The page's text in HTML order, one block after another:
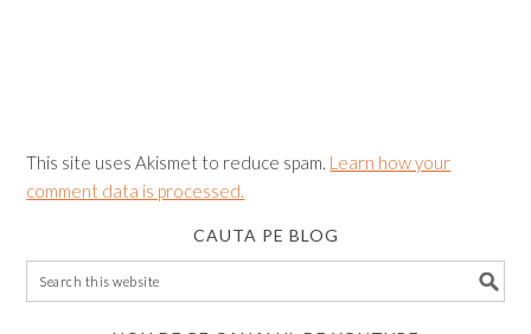
This site uses Akismet to reduce spam. Learn how your
comment data is processed.
CAUTA PE BLOG